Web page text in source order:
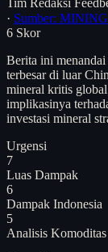
· Sumber:
6 Skor
Berita ini menandai
terbesar di luar
mineral kritis
implikasinya
investasi mineral
Urgensi
7
Luas Dampak
6
Dampak Indonesia
5
Analisis Komoditas